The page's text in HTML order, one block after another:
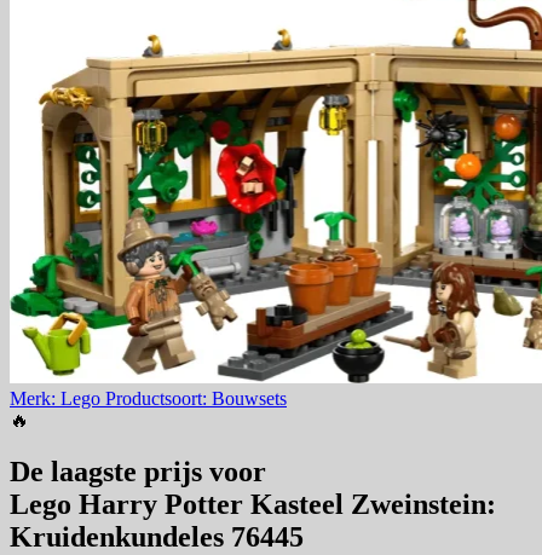
Merk: Lego Productsoort: Bouwsets
🔥
De laagste prijs voor
Lego Harry Potter Kasteel Zweinstein:
Kruidenkundeles 76445